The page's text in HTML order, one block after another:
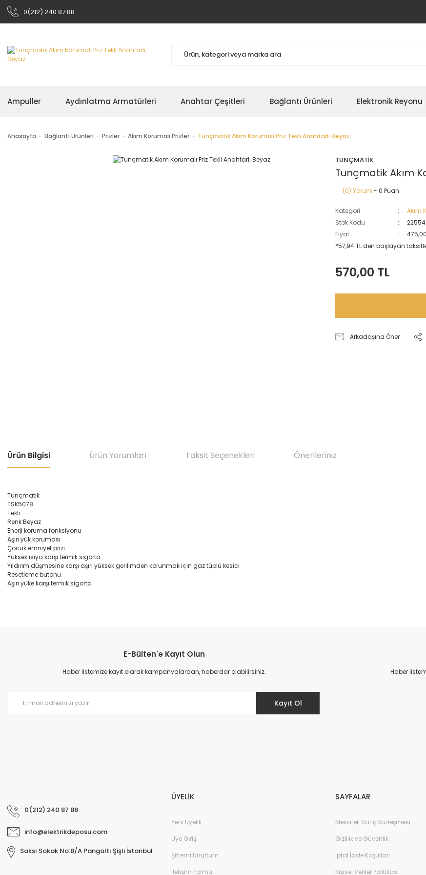
0(212) 240 87 88
Ampuller Aydınlatma Armatürleri Anahtar Çeşitleri Bağlantı Ürünleri Elektronik Reyonu
Anasayfa Bağlantı Ürünleri Prizler Akım Korumalı Prizler Tunçmatik Akım Korumalı Priz Tekli Anahtarlı Beyaz
TUNÇMATİK
Tunçmatik Akım
(0) Yorum - 0 Puan
Kategori
Akım
Stok Kodu
22554
Fiyat
*57,94 TL den başlayan
570,00 TL
Arkadaşına Öner
Ürün Bilgisi Ürün Yorumları Taksit Seçenekleri Önerileriniz
Tunçmatik
TSK5078
Tekli
Renk:Beyaz
Enerji koruma fonksiyonu
Aşırı yük koruması
Çocuk emniyet prizi
Yüksek ısıya karşı termik sigorta
Yıldırım düşmesine karşı aşırı yüksek gerilimden korunmak için gaz tüplü kesici
Resetleme butonu
Aşırı yüke karşı termik sigorta
Ürün resmi kalitesiz, bozuk veya görüntülenemiyor.
Ürün açıklamasında eksik bilgiler bulunuyor.
E-Bülten'e Kayıt Olun
Haber listemize kayıt olarak kampanyalardan, haberdar olabilirsiniz.
Kayıt Ol
Haber
0(212) 240 87 88
info@elektrikdeposu.com
Saksı Sokak No:8/A Pangaltı Şişli İstanbul
ÜYELİK
Yeni Üyelik
Üye Girişi
Şifremi Unuttum
İletişim Formu
SAYFALAR
Mesafeli Satış Sözleşmesi
Gizlilik ve Güvenlik
İptal İade Koşullari
Kişisel Veriler Politikası